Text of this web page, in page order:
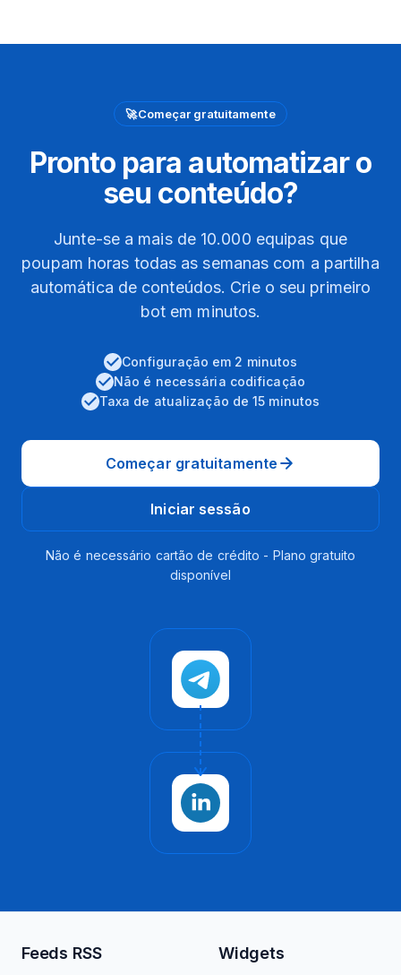
🚀Começar gratuitamente
Pronto para automatizar o
seu conteúdo?
Junte-se a mais de 10.000 equipas que
poupam horas todas as semanas com a partilha
automática de conteúdos. Crie o seu primeiro
bot em minutos.
Configuração em 2 minutos
Não é necessária codificação
Taxa de atualização de 15 minutos
Começar gratuitamente
Iniciar sessão
Não é necessário cartão de crédito - Plano gratuito
disponível
Feeds RSS Widgets